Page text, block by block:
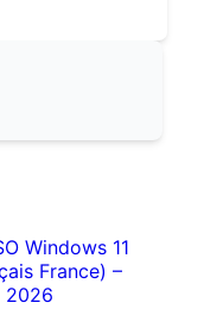
Windows 11
France) –
2026